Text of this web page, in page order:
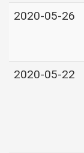
2020-05-26
2020-05-22